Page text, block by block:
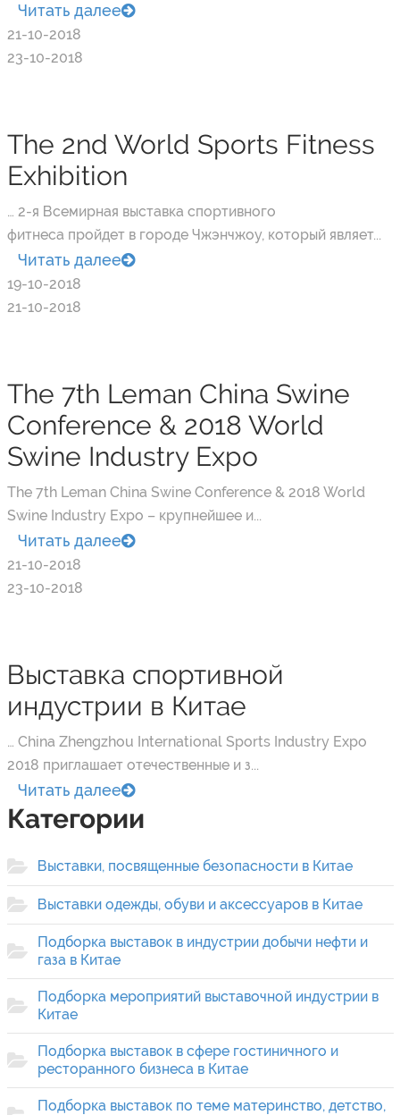
Читать далее
21-10-2018
23-10-2018
The 2nd World Sports Fitness
Exhibition
… 2-я Всемирная выставка спортивного
фитнеса пройдет в городе Чжэнчжоу, который являет...
Читать далее
19-10-2018
21-10-2018
The 7th Leman China Swine
Conference & 2018 World
Swine Industry Expo
The 7th Leman China Swine Conference & 2018 World
Swine Industry Expo – крупнейшее и...
Читать далее
21-10-2018
23-10-2018
Выставка спортивной
индустрии в Китае
… China Zhengzhou International Sports Industry Expo
2018 приглашает отечественные и з...
Читать далее
Категории
Выставки, посвященные безопасности в Китае
Выставки одежды, обуви и аксессуаров в Китае
Подборка выставок в индустрии добычи нефти и
газа в Китае
Подборка мероприятий выставочной индустрии в
Китае
Подборка выставок в сфере гостиничного и
ресторанного бизнеса в Китае
Подборка выставок по теме материнство, детство,